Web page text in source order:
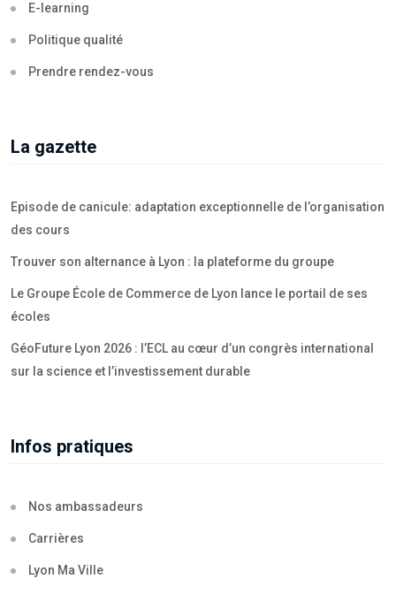
E-learning
Politique qualité
Prendre rendez-vous
La gazette
Episode de canicule: adaptation exceptionnelle de l’organisation
des cours
Trouver son alternance à Lyon : la plateforme du groupe
Le Groupe École de Commerce de Lyon lance le portail de ses
écoles
GéoFuture Lyon 2026 : l’ECL au cœur d’un congrès international
sur la science et l’investissement durable
Infos pratiques
Nos ambassadeurs
Carrières
Lyon Ma Ville